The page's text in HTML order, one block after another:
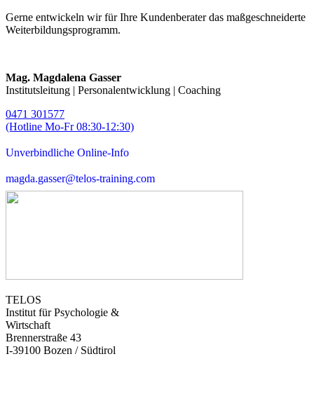
Gerne entwickeln wir für Ihre Kundenberater das maßgeschneiderte
Weiterbildungsprogramm.
Mag. Magdalena Gasser
Institutsleitung | Personalentwicklung | Coaching
0471 301577
(Hotline Mo-Fr 08:30-12:30)
Unverbindliche Online-Info
magda.gasser@telos-training.com
TELOS
Institut für Psychologie &
Wirtschaft
Brennerstraße 43
I-39100 Bozen / Südtirol